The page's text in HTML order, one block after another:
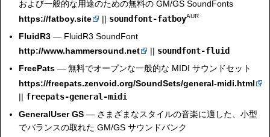
および一般的な用途のための無料の GM/GS SoundFonts
https://fatboy.site
|| soundfont-fatboyAUR
FluidR3 — FluidR3 SoundFont
http://www.hammersound.net
|| soundfont-fluid
FreePats — 無料でオープンな一般的な MIDI サウンドセット
https://freepats.zenvoid.org/SoundSets/general-midi.html
|| freepats-general-midi
GeneralUser GS — さまざまなスタイルの音楽に適した、小型
でバランスの取れた GM/GS サウンドバンク